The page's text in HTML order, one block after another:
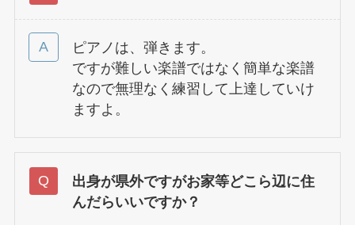
ピアノは、弾きます。
ですが難しい楽譜ではなく簡単な楽譜
なので無理なく練習して上達していけ
ますよ。
出身が県外ですがお家等どこら辺に住
んだらいいですか？